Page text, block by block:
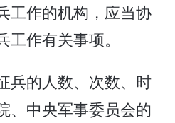
工作的机构，应当协
作有关事项。
兵的人数、次数、时
、中央军事委员会的